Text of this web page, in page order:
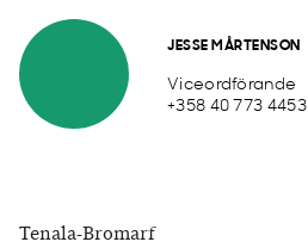
JESSE MÅRTENSON
Viceordförande
+358 40 773 4453
Tenala-Bromarf